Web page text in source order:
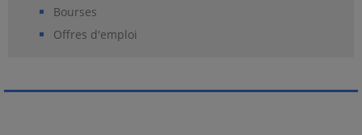
Bourses
Offres d'emploi